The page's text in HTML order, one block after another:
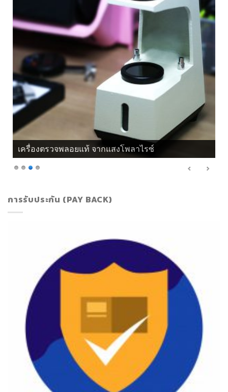
เครื่องตรวจพลอยแท้ จากแสงโพลาไรซ์
การรับประกัน (PAY BACK)